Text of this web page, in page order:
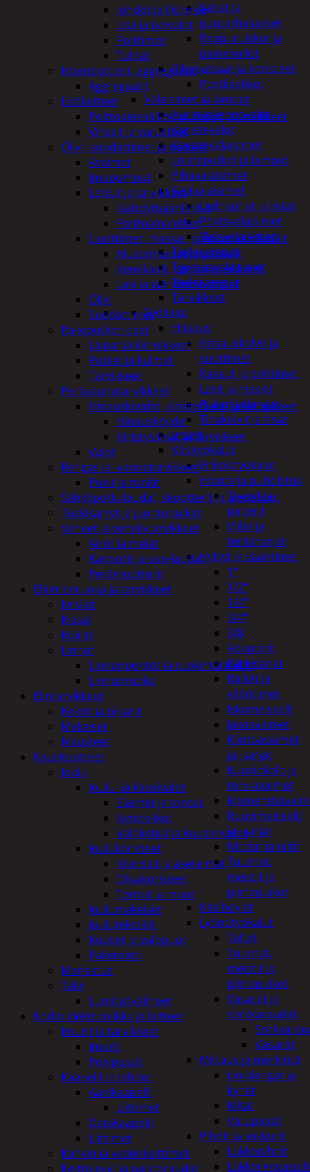
Sahat ja
puutarhasakset
Reppuruiskut ja
painepullot
Pihapatsaat ja koristeet
Postilaatikot
Valaisimet ja lamput
Aurinkokennovalot
Koristevalot
Koristevalaisimet
Loisteputket ja lamput
Pihavalaisimet
Sisävalaisimet
Lednauhat ja listat
Pöytävalaisimet
Yleisvalaisimet
Taskulamput
Työmaavalaisimet
Taskulamput
Tarvikkeet
Työkalut
Hitsaus
Hitsauskolvit ja
suuttimet
Kaasut ja polttimet
Lasit ja maskit
Puikot ja langat
Tinakolvit ja tinat
Imurit
Käsityökalut
Erikoistyökalut
Hionta ja puhdistus
Tyynyt ja
paperit
Viilat ja
teräsharjat
Hylsyt ja vääntimet
1"
1/2"
1/4"
3/4"
3/8
Adapterit
Kärkisarjat
Räikät ja
vääntimet
Iskumeisselit
Jakoavaimet
Kiintoavaimet
ja -sarjat
Kuusiokolo ja
torx-avaimet
Ruuvimeisselit
ja -sarjat
Nitojat ja niitit
Tuurnat,
meistit ja
piirtopuikot
Käsihöylät
Lyöntityökalut
Taltat
Tuurnat,
meistit ja
piirtopuikot
Vasarat ja
sorkkaraudat
Vasarat
Mittaus ja merkintä
Linjalangat ja
kynät
Mitat
Vatupassit
Pihdit ja leikkurit
Lukkopihdit
Johdot ja liittimet
Lisä ja työvalot
Polttimot
Tulpat
Irtomoottorit, aggregaatit
Aggregaatit
Lisälaitteet
Polttoainesäiliöt, pumput ja tarvikkeet
Vinssit ja varusteet
Öljyt, suodattimet ja nesteet
Avaimet
Imupumput
Letkut ja tarvikkeet
Jäähdyttäjänletkut
Polttoaineletkut
Liuottimet, massat, ja muut kemikaalit
Alustamassat ja pakkelit
Kemikaalit, sprayt ja silikonit
Lasi ja jäähdytinnesteet
Öljyt
Suodattimet
Pakoputken osat
Laipat ja kiinnikkeet
Putket ja kulmat
Tarvikkeet
Perävaunutarvikkeet
Hinausköydet, kiristysliinat ja kiinnikkeet
Hinausköydet
Kiristysliinat ja tarvikkeet
Valot
Rengas ja -vannetarvikkeet
Pukit ja tunkit
Sähköpotkulaudat, skootterit ja ajoneuvot
Tukkikärryt ja juontopulkat
Veneet ja veneilytarvikkeet
Airot ja melat
Kanootit ja sup-laudat
Perämoottorit
Eläintenruoka ja tarvikkeet
Jyrsijät
Kissat
Koirat
Linnut
Linnunpöntöt ja ruokintalaudat
Linnunruoka
Elintarvikkeet
Keksit ja piparit
Makeiset
Mausteet
Kausituotteet
Joulu
Joulu- ja kausivalot
Eläimet ja tontut
Kyntteliköt
Valoketjut ja kuusenvalot
Joulukoristeet
Kranssit ja asetelmat
Oksakoristeet
Tontut ja muut
Joulumakeiset
Joulutekstiilit
Kuuset ja valopuut
Paketointi
Marjastus
Talvi
Lumityövälineet
Kodin elektroniikka ja laitteet
Imurit ja tarvikkeet
Imurit
Pölypussit
Kaapelit ja johdot
Äänikaapelit
Liittimet
Datakaapelit
Liittimet
Kahvin ja vedenkeittimet
Keittolevyt ja paistoraudat